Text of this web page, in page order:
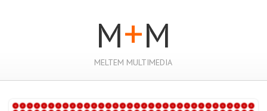
M+M
MELTEM MULTIMEDIA